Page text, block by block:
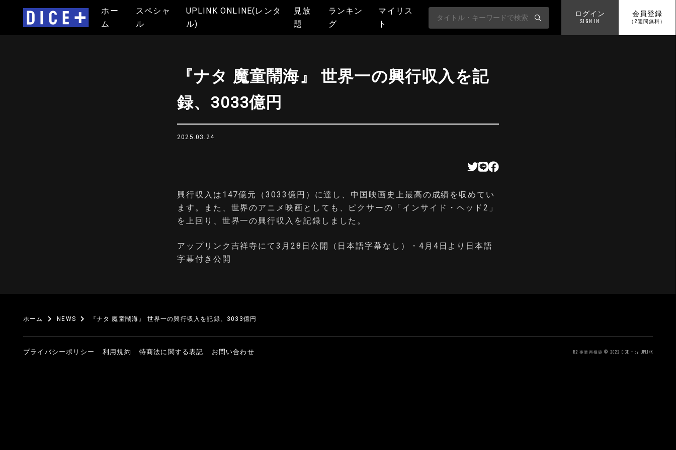
ホー
ム
スペシャ
ル
UPLINK ONLINE(レンタ
ル)
見放
題
ランキン
グ
マイリス
ト
ログイン
SIGN IN
会員登録
（2週間無料）
『ナタ 魔童鬧海』 世界一の興行収入を記
録、3033億円
2025.03.24
興行収入は147億元（3033億円）に達し、中国映画史上最高の成績を収めてい
ます。また、世界のアニメ映画としても、ピクサーの「インサイド・ヘッド2」
を上回り、世界一の興行収入を記録しました。
アップリンク吉祥寺にて3月28日公開（日本語字幕なし）・4月4日より日本語
字幕付き公開
ホーム NEWS 『ナタ 魔童鬧海』 世界一の興行収入を記録、3033億円
プライバシーポリシー 利用規約 特商法に関する表記 お問い合わせ R2 事業再構築 © 2022 DICE + by UPLINK